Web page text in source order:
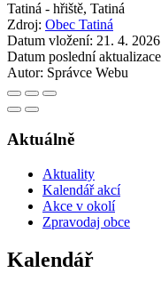
Tatiná - hřiště, Tatiná
Zdroj: Obec Tatiná
Datum vložení: 21. 4.
Datum poslední
Autor: Správce Webu
Aktuálně
Aktuality
Kalendář akcí
Akce v okolí
Zpravodaj obce
Kalendář